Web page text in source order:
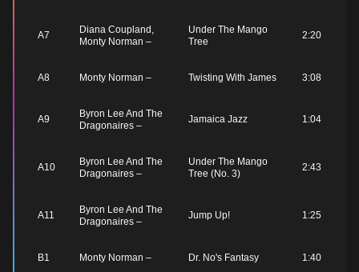
A7
Diana Coupland,
Monty Norman –
Under The Mango
Tree
2:20
A8 Monty Norman – Twisting With James 3:08
A9
Byron Lee And The
Dragonaires –
Jamaica Jazz 1:04
A10
Byron Lee And The
Dragonaires –
Under The Mango
Tree (No. 3)
2:43
A11
Byron Lee And The
Dragonaires –
Jump Up! 1:25
B1 Monty Norman – Dr. No's Fantasy 1:40